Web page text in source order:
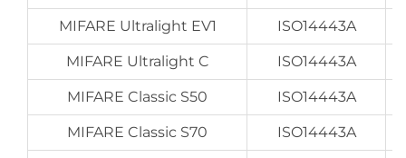
MIFARE Ultralight EV1 ISO14443A
MIFARE Ultralight C ISO14443A
MIFARE Classic S50 ISO14443A
MIFARE Classic S70 ISO14443A